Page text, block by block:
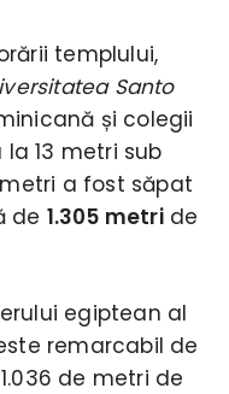
templului,
Santo
și colegii
13 metri sub
a fost săpat
de 1.305 metride
egiptean al
remarcabil de
de metri de